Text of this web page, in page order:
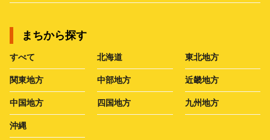
まちから探す
すべて 北海道 東北地方
関東地方 中部地方 近畿地方
中国地方 四国地方 九州地方
沖縄